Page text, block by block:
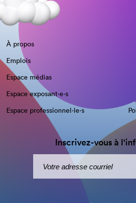
À propos
Emplois
Espace médias
Espace exposant·e⋅s
Espace professionnel·le⋅s
Inscrivez-vous à